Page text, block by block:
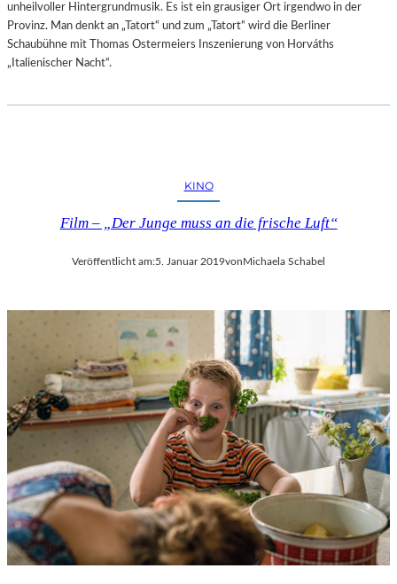
unheilvoller Hintergrundmusik. Es ist ein grausiger Ort irgendwo in der
Provinz. Man denkt an „Tatort“ und zum „Tatort“ wird die Berliner
Schaubühne mit Thomas Ostermeiers Inszenierung von Horváths
„Italienischer Nacht“.
KINO
Film – „Der Junge muss an die frische Luft“
Veröffentlicht am:5. Januar 2019von Michaela Schabel